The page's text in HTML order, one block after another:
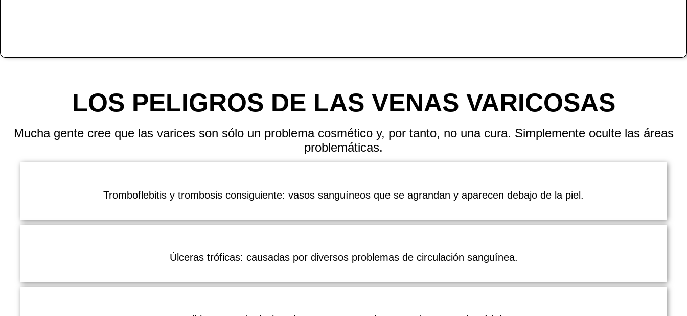
LOS PELIGROS DE LAS VENAS VARICOSAS
Mucha gente cree que las varices son sólo un problema cosmético y, por tanto, no una cura. Simplemente oculte las áreas
problemáticas.
Tromboflebitis y trombosis consiguiente: vasos sanguíneos que se agrandan y aparecen debajo de la piel.
Úlceras tróficas: causadas por diversos problemas de circulación sanguínea.